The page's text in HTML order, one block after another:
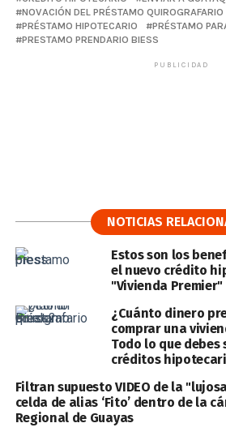
NOVACIÓN DEL PRÉSTAMO QUIROGRAFARIO
PRÉSTAMO HIPOTECARIO
PRÉSTAMO
PRESTAMO PRENDARIO BIESS
PUBLICIDAD
NOTICIAS
Estos son los
el nuevo crédito
"Vivienda Premier"
¿Cuánto dinero
comprar una
Todo lo que debes
créditos
Filtran supuesto VIDEO de la
celda de alias ‘Fito’ dentro de la
Regional de Guayas